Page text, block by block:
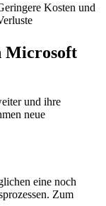
Kosten und
Microsoft
und ihre
neue
eine noch
Zum